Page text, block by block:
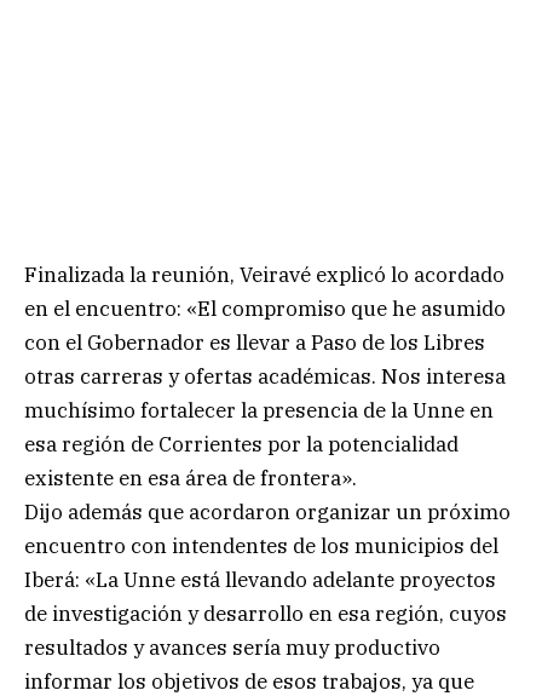
Finalizada la reunión, Veiravé explicó lo acordado
en el encuentro: «El compromiso que he asumido
con el Gobernador es llevar a Paso de los Libres
otras carreras y ofertas académicas. Nos interesa
muchísimo fortalecer la presencia de la Unne en
esa región de Corrientes por la potencialidad
existente en esa área de frontera».
Dijo además que acordaron organizar un próximo
encuentro con intendentes de los municipios del
Iberá: «La Unne está llevando adelante proyectos
de investigación y desarrollo en esa región, cuyos
resultados y avances sería muy productivo
informar los objetivos de esos trabajos, ya que